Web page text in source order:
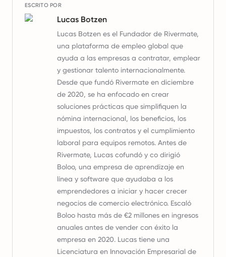
ESCRITO POR
Lucas Botzen
Lucas Botzen es el Fundador de Rivermate,
una plataforma de empleo global que
ayuda a las empresas a contratar, emplear
y gestionar talento internacionalmente.
Desde que fundó Rivermate en diciembre
de 2020, se ha enfocado en crear
soluciones prácticas que simplifiquen la
nómina internacional, los beneficios, los
impuestos, los contratos y el cumplimiento
laboral para equipos remotos. Antes de
Rivermate, Lucas cofundó y co dirigió
Boloo, una empresa de aprendizaje en
línea y software que ayudaba a los
emprendedores a iniciar y hacer crecer
negocios de comercio electrónico. Escaló
Boloo hasta más de €2 millones en ingresos
anuales antes de vender con éxito la
empresa en 2020. Lucas tiene una
Licenciatura en Innovación Empresarial de